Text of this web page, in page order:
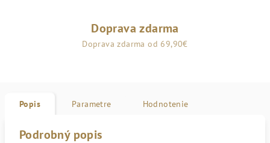
Doprava zdarma
Doprava zdarma od 69,90€
Popis Parametre Hodnotenie
Podrobný popis